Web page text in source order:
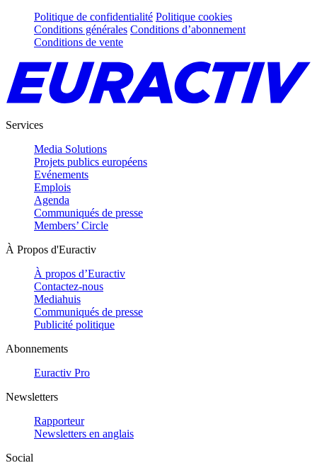
Politique de confidentialité Politique cookies
Conditions générales Conditions d’abonnement
Conditions de vente
Services
Media Solutions
Projets publics européens
Evénements
Emplois
Agenda
Communiqués de presse
Members’ Circle
À Propos d'Euractiv
À propos d’Euractiv
Contactez-nous
Mediahuis
Communiqués de presse
Publicité politique
Abonnements
Euractiv Pro
Newsletters
Rapporteur
Newsletters en anglais
Social